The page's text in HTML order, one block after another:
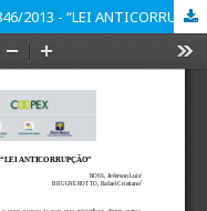
APONTAMENTOS ACERCA DA LEI 12.846/2013 - “LEI ANTICORRUPÇÃO”